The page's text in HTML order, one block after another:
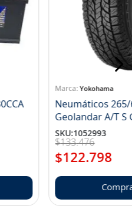
Yokohama
Neumáticos 265/
SKU:1052993
$133.476
$122.798